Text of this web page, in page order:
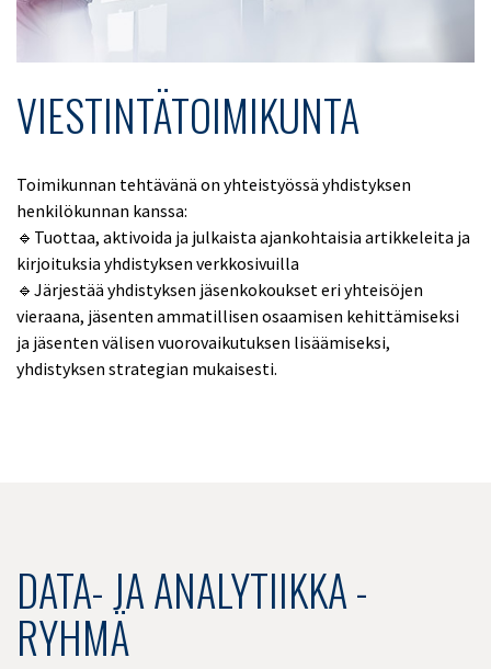
VIESTINTÄTOIMIKUNTA
Toimikunnan tehtävänä on yhteistyössä yhdistyksen
henkilökunnan kanssa:
🔹Tuottaa, aktivoida ja julkaista ajankohtaisia artikkeleita ja
kirjoituksia yhdistyksen verkkosivuilla
🔹Järjestää yhdistyksen jäsenkokoukset eri yhteisöjen
vieraana, jäsenten ammatillisen osaamisen kehittämiseksi
ja jäsenten välisen vuorovaikutuksen lisäämiseksi,
yhdistyksen strategian mukaisesti.
DATA- JA ANALYTIIKKA -
RYHMÄ